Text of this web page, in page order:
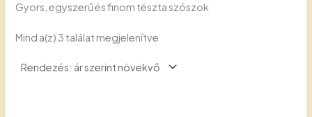
Gyors, egyszerű és finom tészta szószok
Mind a(z) 3 találat megjelenítve
low